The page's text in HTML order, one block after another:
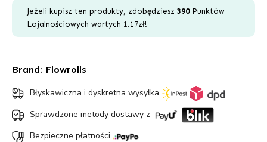
części
Czarny
Jeżeli kupisz ten produkty, zdobędziesz 390Punktów
Lojalnościowych wartych 1.17zł!
Brand: Flowrolls
Błyskawiczna i dyskretna wysyłka
Sprawdzone metody dostawy z
Bezpieczne płatności